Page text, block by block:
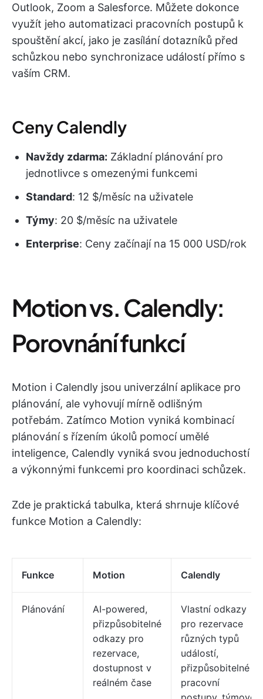
Outlook, Zoom a Salesforce. Můžete dokonce
využít jeho automatizaci pracovních postupů k
spouštění akcí, jako je zasílání dotazníků před
schůzkou nebo synchronizace událostí přímo s
vaším CRM.
Ceny Calendly
Navždy zdarma: Základní plánování pro
jednotlivce s omezenými funkcemi
Standard: 12 $/měsíc na uživatele
Týmy: 20 $/měsíc na uživatele
Enterprise: Ceny začínají na 15 000 USD/rok
Motion vs. Calendly:
Porovnání funkcí
Motion i Calendly jsou univerzální aplikace pro
plánování, ale vyhovují mírně odlišným
potřebám. Zatímco Motion vyniká kombinací
plánování s řízením úkolů pomocí umělé
inteligence, Calendly vyniká svou jednoduchostí
a výkonnými funkcemi pro koordinaci schůzek.
Zde je praktická tabulka, která shrnuje klíčové
funkce Motion a Calendly:
Funkce Motion Calendly
Plánování
AI-powered,
přizpůsobitelné
odkazy pro
rezervace,
dostupnost v
reálném čase
Vlastní odkazy
pro rezervace
různých typů
událostí,
přizpůsobitelné
pracovní